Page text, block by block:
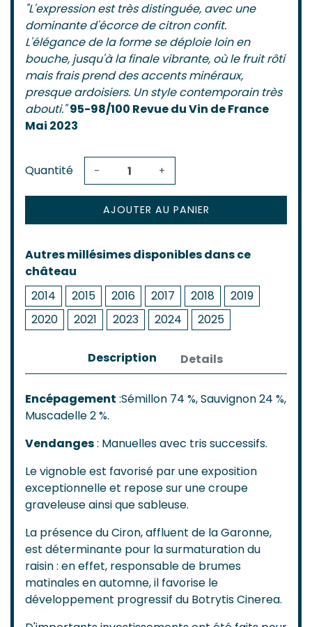
"L'expression est très distinguée, avec une
dominante d'écorce de citron confit.
L'élégance de la forme se déploie loin en
bouche, jusqu'à la finale vibrante, où le fruit rôti
mais frais prend des accents minéraux,
presque ardoisiers. Un style contemporain très
abouti." 95-98/100 Revue du Vin de France
Mai 2023
Quantité - +
AJOUTER AU PANIER
Autres millésimes disponibles dans ce
château
2014
2015 2016 2017 2018
2019
2020
2021 2023 2024 2025
Description Details
Encépagement :Sémillon 74 %, Sauvignon 24 %,
Muscadelle 2 %.
Vendanges: Manuelles avec tris successifs.
Le vignoble est favorisé par une exposition
exceptionnelle et repose sur une croupe
graveleuse ainsi que sableuse.
La présence du Ciron, affluent de la Garonne,
est déterminante pour la surmaturation du
raisin : en effet, responsable de brumes
matinales en automne, il favorise le
développement progressif du Botrytis Cinerea.